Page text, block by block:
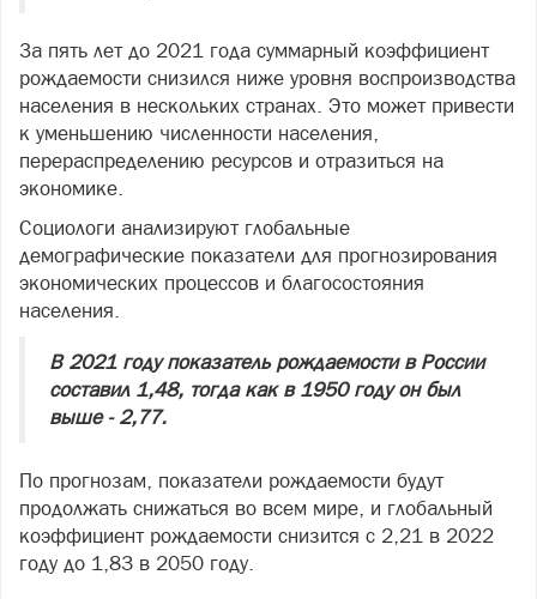
За пять лет до 2021 года суммарный коэффициент
рождаемости снизился ниже уровня воспроизводства
населения в нескольких странах. Это может привести
к уменьшению численности населения,
перераспределению ресурсов и отразиться на
экономике.
Социологи анализируют глобальные
демографические показатели для прогнозирования
экономических процессов и благосостояния
населения.
В 2021 году показатель рождаемости в России
составил 1,48, тогда как в 1950 году он был
выше - 2,77.
По прогнозам, показатели рождаемости будут
продолжать снижаться во всем мире, и глобальный
коэффициент рождаемости снизится с 2,21 в 2022
году до 1,83 в 2050 году.